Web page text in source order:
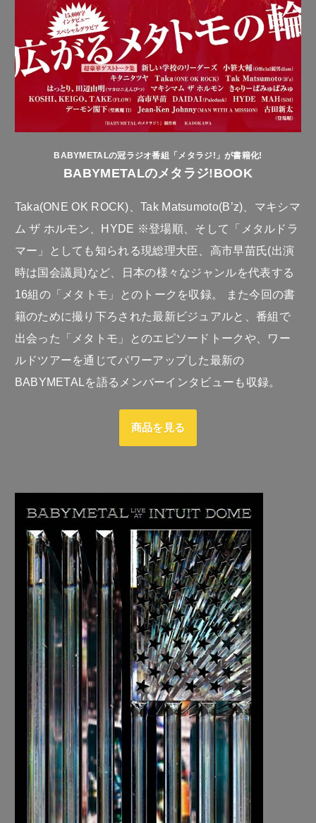
BABYMETALの冠ラジオ番組「メタラジ!」が書籍化!
BABYMETALのメタラジ!BOOK
Taka(ONE OK ROCK)、Tak Matsumoto(B’z)、マキシマ
ム ザ ホルモン、HYDE ※登場順、そして「メタルドラ
マー」としても知られる現総理大臣、高市早苗氏(出演
時は国会議員)など、日本の様々なジャンルを代表する
16組の「メタトモ」とのトークを収録。 また今回の書
籍のために撮り下ろされた最新ビジュアルと、番組で
出会った「メタトモ」とのエピソードトークや、ワー
ルドツアーを通じてパワーアップした最新の
BABYMETALを語るメンバーインタビューも収録。
商品を見る